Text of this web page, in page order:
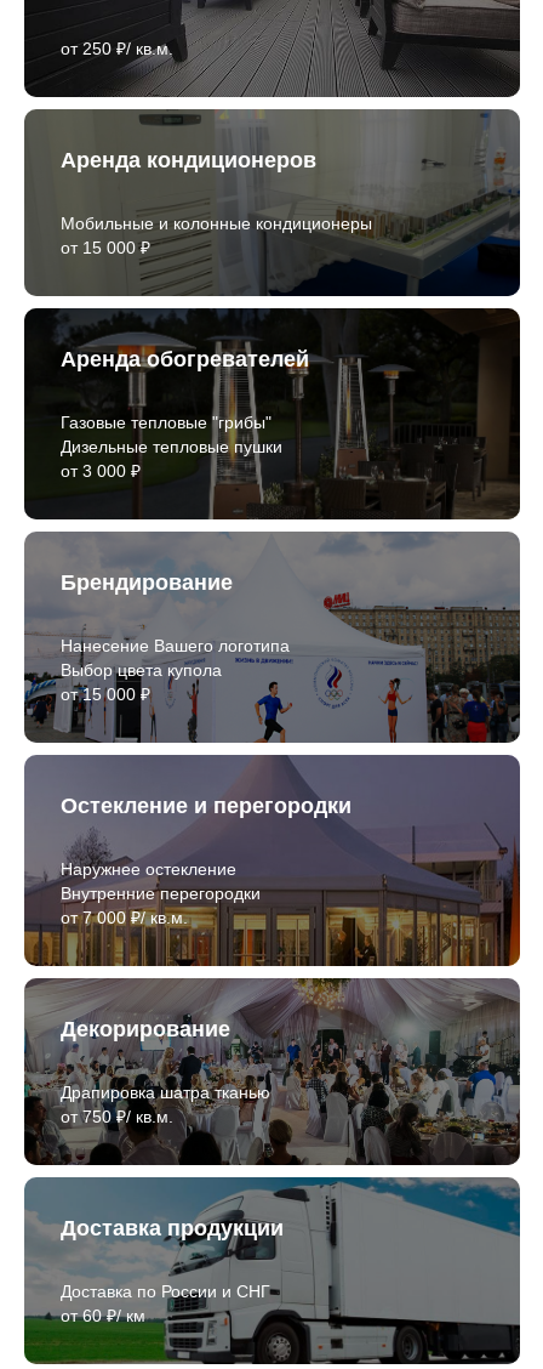
от 250 ₽/ кв.м.
Аренда кондиционеров
Мобильные и колонные кондиционеры
от 15 000 ₽
Аренда обогревателей
Газовые тепловые "грибы"
Дизельные тепловые пушки
от 3 000 ₽
Брендирование
Нанесение Вашего логотипа
Выбор цвета купола
от 15 000 ₽
Остекление и перегородки
Наружнее остекление
Внутренние перегородки
от 7 000 ₽/ кв.м.
Декорирование
Драпировка шатра тканью
от 750 ₽/ кв.м.
Доставка продукции
Доставка по России и СНГ
от 60 ₽/ км